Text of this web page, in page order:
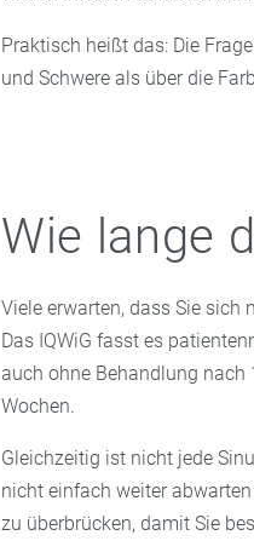
Praktisch heißt das: Die
und Schwere als über die
Wie lange
Viele erwarten, dass Sie sich
Das IQWiG fasst es
auch ohne Behandlung nach
Wochen.
Gleichzeitig ist nicht jede
nicht einfach weiter
zu überbrücken, damit Sie